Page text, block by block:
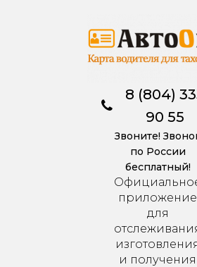
приложение
для
и получения
8 (804)
90 55
Звоните!
по России
бесплатный!